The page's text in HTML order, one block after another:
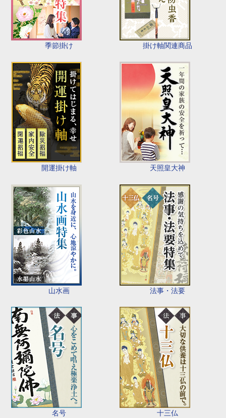
季節掛け 掛け軸関連商品
開運掛け軸 天照皇大神
山水画 法事・法要
名号 十三仏